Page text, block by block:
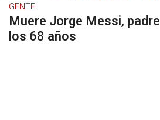
GENTE
Muere Jorge Messi,
los 68 años